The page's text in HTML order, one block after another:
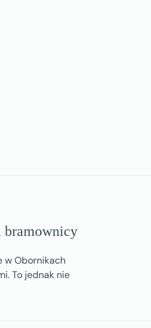
bramownicy
w Obornikach
To jednak nie